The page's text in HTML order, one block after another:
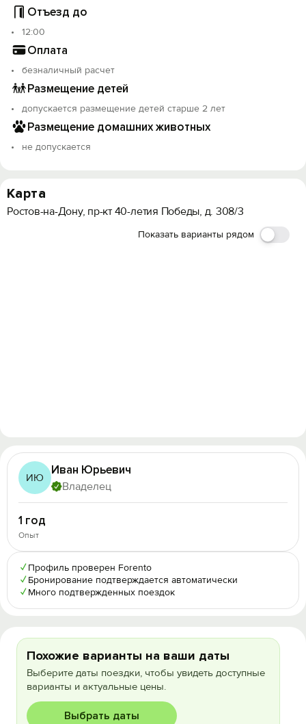
Отъезд до
12:00
Оплата
безналичный расчет
Размещение детей
допускается размещение детей старше 2 лет
Размещение домашних животных
не допускается
Карта
Ростов-на-Дону, пр-кт 40-летия Победы, д. 308/3
Показать варианты рядом
ИЮ
Иван Юрьевич
Владелец
1 год
Опыт
✓ Профиль проверен Forento
✓ Бронирование подтверждается автоматически
✓ Много подтвержденных поездок
Похожие варианты на ваши даты
Выберите даты поездки, чтобы увидеть доступные
варианты и актуальные цены.
Выбрать даты